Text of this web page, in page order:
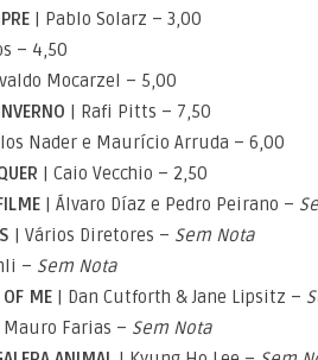
| Pablo Solarz – 3,00
– 4,50
Mocarzel – 5,00
| Rafi Pitts – 7,50
Nader e Maurício Arruda – 6,00
| Caio Vecchio – 2,50
| Álvaro Díaz e Pedro Peirano –
| Vários Diretores – Sem Nota
– Sem Nota
ME | Dan Cutforth & Jane Lipsitz –
Mauro Farias – Sem Nota